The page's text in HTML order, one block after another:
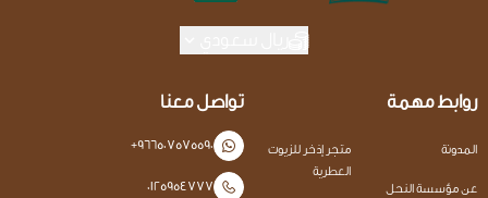
روابط مهمة
المدونة
عن مؤسسة النحل
متجر إذخر للزيوت
العطرية
تواصل معنا
+966507575590
0125954777